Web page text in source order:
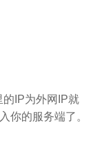
IP为外网IP就
你的服务端了。